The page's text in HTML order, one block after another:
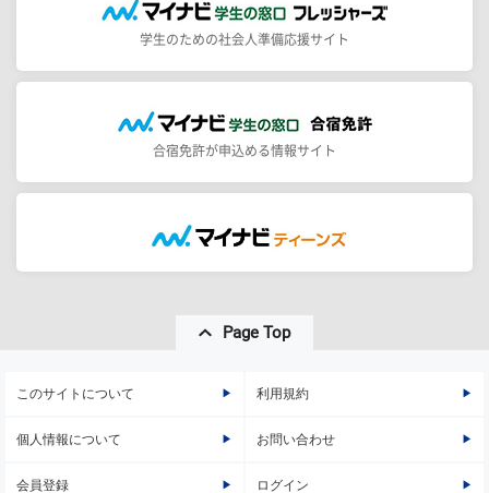
学生のための社会人準備応援サイト
合宿免許が申込める情報サイト
Page Top
このサイトについて 利用規約
個人情報について お問い合わせ
会員登録 ログイン